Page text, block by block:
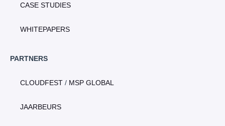
CASE STUDIES
WHITEPAPERS
PARTNERS
CLOUDFEST / MSP GLOBAL
JAARBEURS